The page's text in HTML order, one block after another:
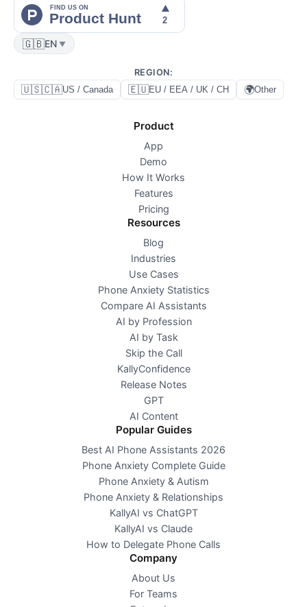
🇬🇧EN ▼
REGION:
🇺🇸🇨🇦US / Canada 🇪🇺EU / EEA / UK / CH 🌍Other
Product
App
Demo
How It Works
Features
Pricing
Resources
Blog
Industries
Use Cases
Phone Anxiety Statistics
Compare AI Assistants
AI by Profession
AI by Task
Skip the Call
KallyConfidence
Release Notes
GPT
AI Content
Popular Guides
Best AI Phone Assistants 2026
Phone Anxiety Complete Guide
Phone Anxiety & Autism
Phone Anxiety & Relationships
KallyAI vs ChatGPT
KallyAI vs Claude
How to Delegate Phone Calls
Company
About Us
For Teams